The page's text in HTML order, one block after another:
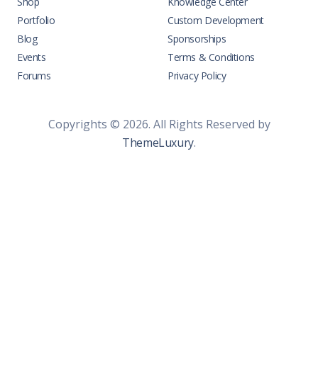
Portfolio
Blog
Events
Forums
Custom Development
Sponsorships
Terms & Conditions
Privacy Policy
Copyrights © 2026. All Rights Reserved by
ThemeLuxury.